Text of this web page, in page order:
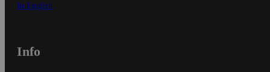
In English
Info